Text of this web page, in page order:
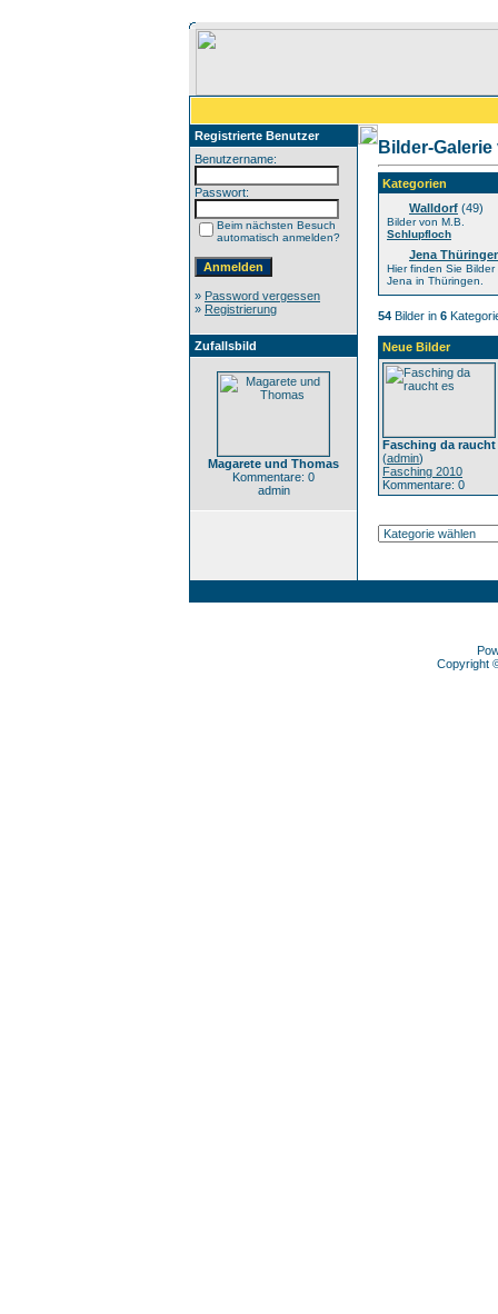
Registrierte Benutzer
Benutzername:
Passwort:
Beim nächsten Besuch
automatisch anmelden?
» Password vergessen
» Registrierung
Zufallsbild
Magarete und Thomas
Kommentare: 0
admin
Bilder-
Kategorien
Walldorf (49)
Bilder von M.B.
Schlupfloch
Jena
Hier finden Sie
Jena in Thüringen.
54 Bilder in 6
Neue Bilder
Fasching da raucht
(admin)
Fasching 2010
Kommentare: 0
Copyright